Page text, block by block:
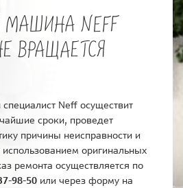
МАШИНА NEFF
ВРАЩАЕТСЯ
Neff осуществит
сроки, проведет
причины неисправности и
оригинальных
ремонта осуществляется по
98-50 или через форму на